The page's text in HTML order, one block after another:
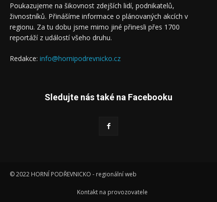
Poukazujeme na šikovnost zdejších lidí, podnikatelů,
živnostníků. Přinášíme informace o plánovaných akcích v
regionu. Za tu dobu jsme mimo jiné přinesli přes 1700
reportáží z událostí všeho druhu.
Redakce: info@hornipodrevnicko.cz
Sledujte nás také na Facebooku
© 2022 HORNÍ PODŘEVNICKO - regionální web
Kontakt na provozovatele